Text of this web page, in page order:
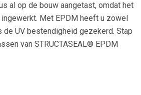
al op de bouw aangetast, omdat het
Met EPDM heeft u zowel
UV bestendigheid gezekerd. Stap
van STRUCTASEAL® EPDM